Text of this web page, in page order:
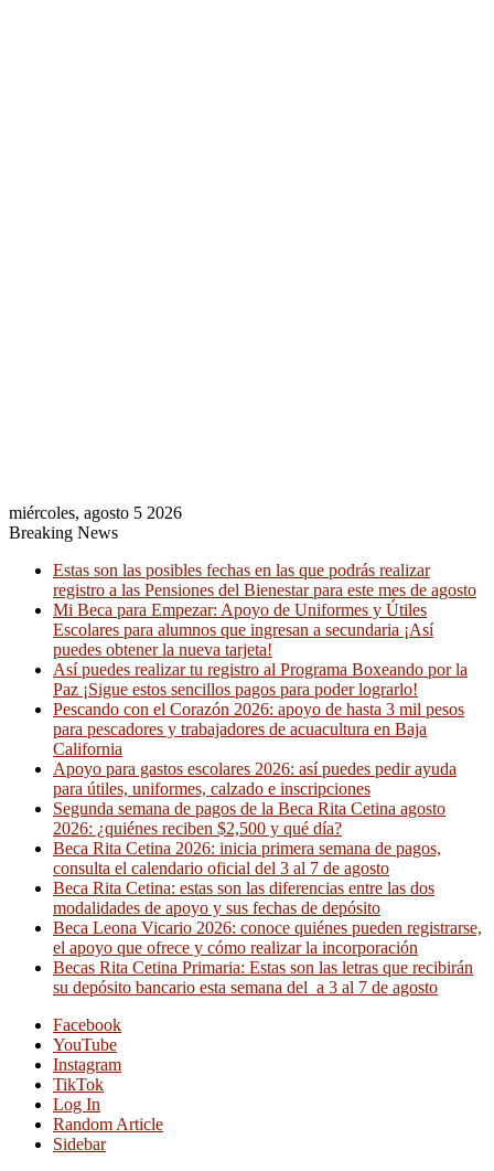
miércoles, agosto 5 2026
Breaking News
Estas son las posibles fechas en las que podrás realizar
registro a las Pensiones del Bienestar para este mes de agosto
Mi Beca para Empezar: Apoyo de Uniformes y Útiles
Escolares para alumnos que ingresan a secundaria ¡Así
puedes obtener la nueva tarjeta!
Así puedes realizar tu registro al Programa Boxeando por la
Paz ¡Sigue estos sencillos pagos para poder lograrlo!
Pescando con el Corazón 2026: apoyo de hasta 3 mil pesos
para pescadores y trabajadores de acuacultura en Baja
California
Apoyo para gastos escolares 2026: así puedes pedir ayuda
para útiles, uniformes, calzado e inscripciones
Segunda semana de pagos de la Beca Rita Cetina agosto
2026: ¿quiénes reciben $2,500 y qué día?
Beca Rita Cetina 2026: inicia primera semana de pagos,
consulta el calendario oficial del 3 al 7 de agosto
Beca Rita Cetina: estas son las diferencias entre las dos
modalidades de apoyo y sus fechas de depósito
Beca Leona Vicario 2026: conoce quiénes pueden registrarse,
el apoyo que ofrece y cómo realizar la incorporación
Becas Rita Cetina Primaria: Estas son las letras que recibirán
su depósito bancario esta semana del a 3 al 7 de agosto
Facebook
YouTube
Instagram
TikTok
Log In
Random Article
Sidebar